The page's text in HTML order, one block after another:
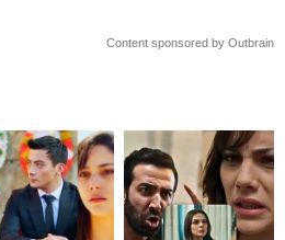
Content sponsored by Outbrain